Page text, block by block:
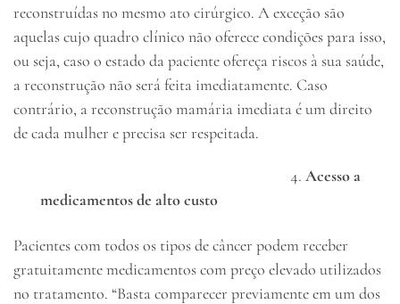
reconstruídas no mesmo ato cirúrgico. A exceção são
aquelas cujo quadro clínico não oferece condições para isso,
ou seja, caso o estado da paciente ofereça riscos à sua saúde,
a reconstrução não será feita imediatamente. Caso
contrário, a reconstrução mamária imediata é um direito
de cada mulher e precisa ser respeitada.
Acesso a
medicamentos de alto custo
Pacientes com todos os tipos de câncer podem receber
gratuitamente medicamentos com preço elevado utilizados
no tratamento. “Basta comparecer previamente em um dos